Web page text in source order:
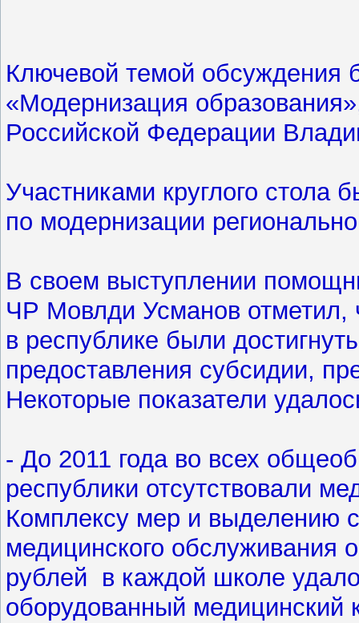
Ключевой темой обсуждения
«Модернизация
Российской Федерации
Участниками круглого стола
по модернизации
В своем выступлении
ЧР Мовлди Усманов отметил,
в республике были
предоставления субсидии,
Некоторые показатели
- До 2011 года во всех
республики отсутствовали
Комплексу мер и выделению
медицинского
рублей в каждой школе
оборудованный медицинский